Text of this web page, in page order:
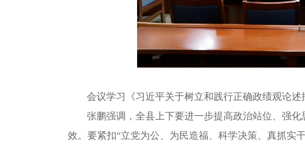
会议学习《习近平关于树立和践行正确政绩观论
张鹏强调，全县上下要进一步提高政治站位、强
效。要紧扣“立党为公、为民造福、科学决策、真抓实